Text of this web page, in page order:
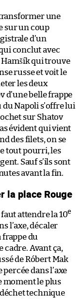
une
sur un coup
d’un
conclut avec
qui trouve
russe et voit le
les deux
d’une belle frappe
Napoli s’offre lui
sur Shatov
évident qui vient
des filets, on se
tout pourri, les
Sauf s’ils sont
avant la fin.
la place Rouge
attendre la 10e
l’axe, décaler
frappe du
cadre. Avant ça,
de Róbert Mak
dans l’axe
moment le plus
technique